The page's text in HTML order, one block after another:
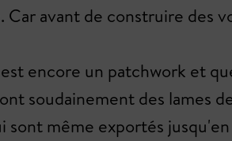
avant de construire
encore un patchwork et
soudainement des lames
même exportés